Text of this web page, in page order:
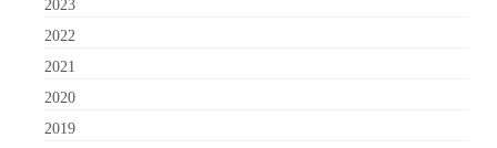
2023
2022
2021
2020
2019